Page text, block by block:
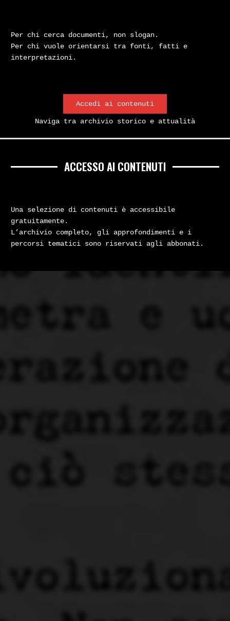
Per chi cerca documenti, non slogan.
Per chi vuole orientarsi tra fonti, fatti e
interpretazioni.
Accedi ai contenuti
Naviga tra archivio storico e attualità
ACCESSO AI CONTENUTI
Una selezione di contenuti è accessibile
gratuitamente.
L’archivio completo, gli approfondimenti e i
percorsi tematici sono riservati agli abbonati.